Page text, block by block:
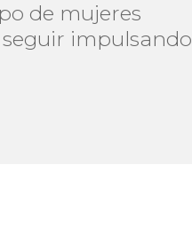
de mujeres
impulsando